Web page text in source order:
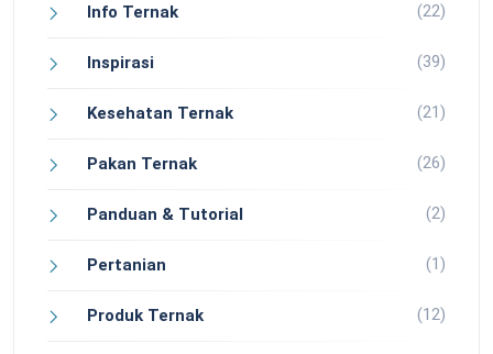
Info Ternak (22)
Inspirasi (39)
Kesehatan Ternak (21)
Pakan Ternak (26)
Panduan & Tutorial (2)
Pertanian (1)
Produk Ternak (12)